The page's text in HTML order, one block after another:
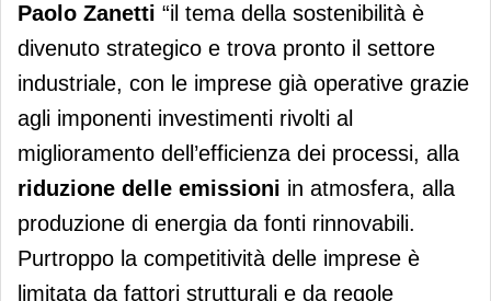
Paolo Zanetti “il tema della sostenibilità è
divenuto strategico e trova pronto il settore
industriale, con le imprese già operative grazie
agli imponenti investimenti rivolti al
miglioramento dell’efficienza dei processi, alla
riduzione delle emissioni in atmosfera, alla
produzione di energia da fonti rinnovabili.
Purtroppo la competitività delle imprese è
limitata da fattori strutturali e da regole